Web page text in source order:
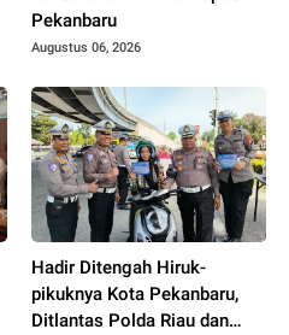
Pekanbaru
Augustus 06, 2026
Hadir Ditengah Hiruk-
pikuknya Kota Pekanbaru,
Ditlantas Polda Riau dan